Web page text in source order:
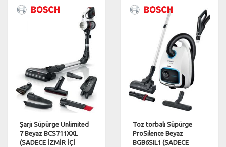
Şarjı Süpürge Unlimited
7 Beyaz BCS711XXL
(SADECE İZMİR İÇİ
Toz torbalı Süpürge
ProSilence Beyaz
BGB6SIL1 (SADECE